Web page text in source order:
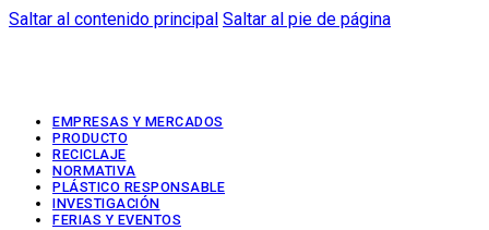
Saltar al contenido principal Saltar al pie de página
EMPRESAS Y MERCADOS
PRODUCTO
RECICLAJE
NORMATIVA
PLÁSTICO RESPONSABLE
INVESTIGACIÓN
FERIAS Y EVENTOS